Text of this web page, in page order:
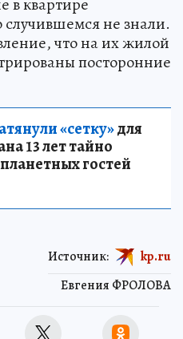
в квартире
не знали.
что на их жилой
посторонние
«сетку»для
13 лет тайно
гостей
Евгения ФРОЛОВА
Источник: kp.ru